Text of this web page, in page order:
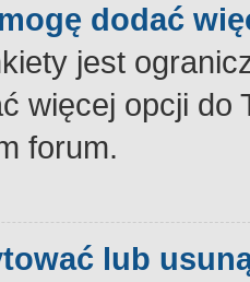
dodać
jest
więcej opcji
forum.
lub